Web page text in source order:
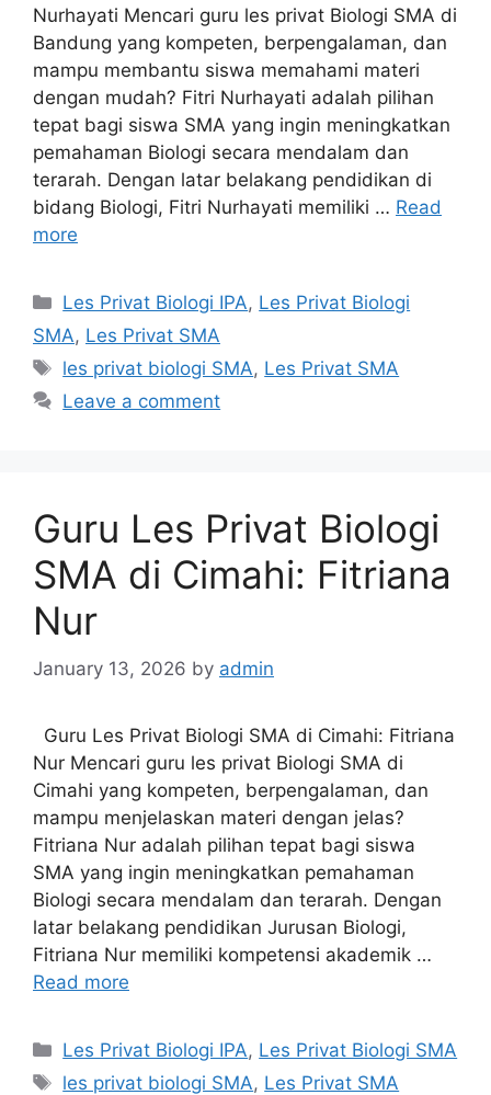
Nurhayati Mencari guru les privat Biologi SMA di
Bandung yang kompeten, berpengalaman, dan
mampu membantu siswa memahami materi
dengan mudah? Fitri Nurhayati adalah pilihan
tepat bagi siswa SMA yang ingin meningkatkan
pemahaman Biologi secara mendalam dan
terarah. Dengan latar belakang pendidikan di
bidang Biologi, Fitri Nurhayati memiliki … Read
more
Categories
Les Privat Biologi IPA, Les Privat Biologi
SMA, Les Privat SMA
Tags
les privat biologi SMA, Les Privat SMA
Leave a comment
Guru Les Privat Biologi
SMA di Cimahi: Fitriana
Nur
January 13, 2026 by admin
Guru Les Privat Biologi SMA di Cimahi: Fitriana
Nur Mencari guru les privat Biologi SMA di
Cimahi yang kompeten, berpengalaman, dan
mampu menjelaskan materi dengan jelas?
Fitriana Nur adalah pilihan tepat bagi siswa
SMA yang ingin meningkatkan pemahaman
Biologi secara mendalam dan terarah. Dengan
latar belakang pendidikan Jurusan Biologi,
Fitriana Nur memiliki kompetensi akademik …
Read more
Categories
Les Privat Biologi IPA, Les Privat Biologi SMA
Tags
les privat biologi SMA, Les Privat SMA